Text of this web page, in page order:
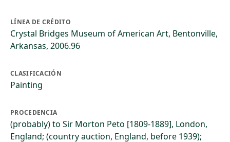
LÍNEA DE CRÉDITO
Crystal Bridges Museum of American Art, Bentonville,
Arkansas, 2006.96
CLASIFICACIÓN
Painting
PROCEDENCIA
(probably) to Sir Morton Peto [1809-1889], London,
England; (country auction, England, before 1939);